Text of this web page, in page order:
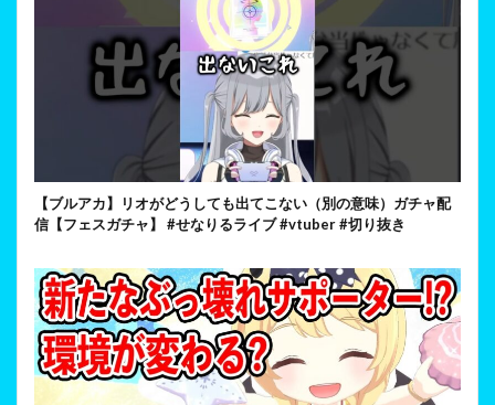
【ブルアカ】リオがどうしても出てこない（別の意味）ガチャ配
信【フェスガチャ】 #せなりるライブ #vtuber #切り抜き